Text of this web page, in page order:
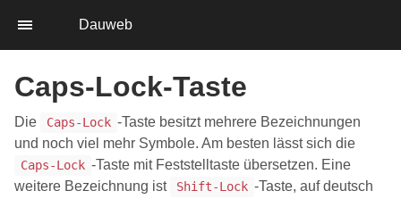
Dauweb
Caps-Lock-Taste
Die Caps-Lock -Taste besitzt mehrere Bezeichnungen
und noch viel mehr Symbole. Am besten lässt sich die
Caps-Lock -Taste mit Feststelltaste übersetzen. Eine
weitere Bezeichnung ist
Shift-Lock -Taste, auf deutsch